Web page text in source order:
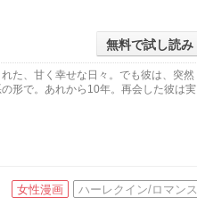
無料で試し読み
た、甘く幸せな日々。でも彼は、突然
形で。あれから10年。再会した彼は実
女性漫画 ハーレクイン/ロマンス